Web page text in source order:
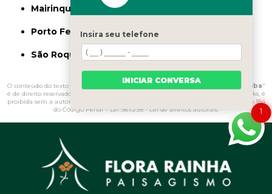
Mairinque
Porto Feliz
São Roque
O conteúdo do texto " Onde Comprar Argila Expandida para Jardim Ubatuba"
é de direito reservado. Sua reprodução, parcial ou total, mesmo citando nossos links, é
proibida sem a autorização do autor. Crime de violação de direito autoral – artigo 184
do Código Penal – Lei 9610/98 - Lei de direitos autorais. 1
Insira seu telefone
INICIAR CONVERSA